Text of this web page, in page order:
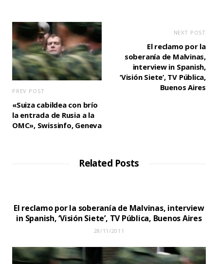
PREV POST
«Suiza cabildea con brío
la entrada de Rusia a la
OMC», Swissinfo, Geneva
NEXT POST
El reclamo por la
soberanía de Malvinas,
interview in Spanish,
‘Visión Siete’, TV Pública,
Buenos Aires
Related Posts
El reclamo por la soberanía de Malvinas, interview
in Spanish, ‘Visión Siete’, TV Pública, Buenos Aires
28/11/2011